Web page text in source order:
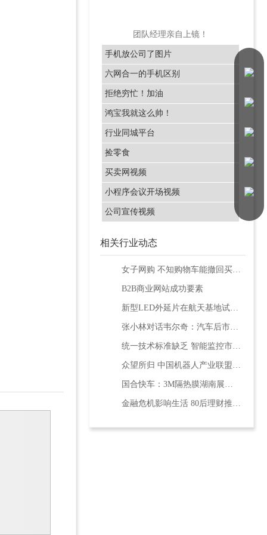
团队经理亲自上镜！
手机放公司了图片
六网合一的手机区别
拒绝穷忙！加油
鸿宝我就这么帅！
行业同城平台
捡零食
买卖网视频
小程序会议开场视频
公司宣传视频
相关行业动态
女子网购 不知购物车能撤回买580卷纸巾堆家门
B2B商业网站成功要素
新型LED外延片在航天基地试产成功
张小林对话韦尔奇：汽车后市场前景广阔
统一技术标准缺乏 智能监控市场占有率低
众望所归 中国机器人产业联盟即将成立
国合快车：3M隔热膜湖南展会现场半价
金融危机影响生活 80后理财推荐9大妙招